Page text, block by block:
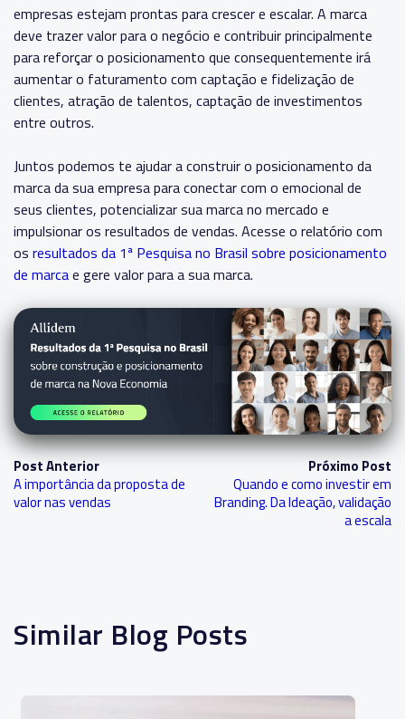
empresas estejam prontas para crescer e escalar. A marca
deve trazer valor para o negócio e contribuir principalmente
para reforçar o posicionamento que consequentemente irá
aumentar o faturamento com captação e fidelização de
clientes, atração de talentos, captação de investimentos
entre outros.
Juntos podemos te ajudar aconstruir o posicionamento da
marca da sua empresa para conectar com o emocional de
seus clientes, potencializar sua marca no mercado e
impulsionar os resultados de vendas. Acesse o relatório com
os resultados da 1ª Pesquisa no Brasil sobre posicionamento
de marcae gere valor para a sua marca.
Post Anterior
A importância da proposta de
valor nas vendas
Próximo Post
Quando e como investir em
Branding. Da Ideação, validação
a escala
Similar Blog Posts